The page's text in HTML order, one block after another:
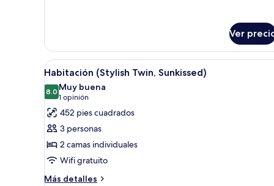
Cosy
King,
Sunkissed)
Ver
Abrir
todas
las
fotos
de
Habitación
(Stylish
Twin,
Sunkissed)
Una habitación de hotel
6
Habitación (Stylish Twin, Sunkissed)
8.08.0 de 10
Muy buena
1 opinión
(1
opinión)
452 pies cuadrados
3 personas
2 camas individuales
Wifi gratuito
Más detalles
Más